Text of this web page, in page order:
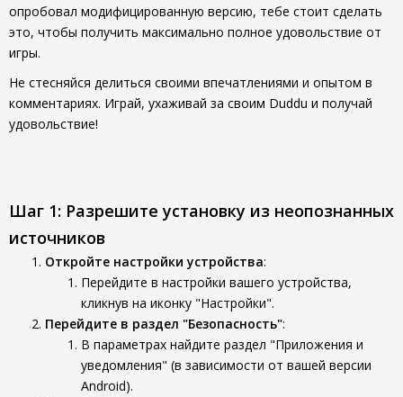
опробовал модифицированную версию, тебе стоит сделать
это, чтобы получить максимально полное удовольствие от
игры.
Не стесняйся делиться своими впечатлениями и опытом в
комментариях. Играй, ухаживай за своим Duddu и получай
удовольствие!
Шаг 1: Разрешите установку из неопознанных
источников
Откройте настройки устройства:
Перейдите в настройки вашего устройства,
кликнув на иконку "Настройки".
Перейдите в раздел "Безопасность":
В параметрах найдите раздел "Приложения и
уведомления" (в зависимости от вашей версии
Android).